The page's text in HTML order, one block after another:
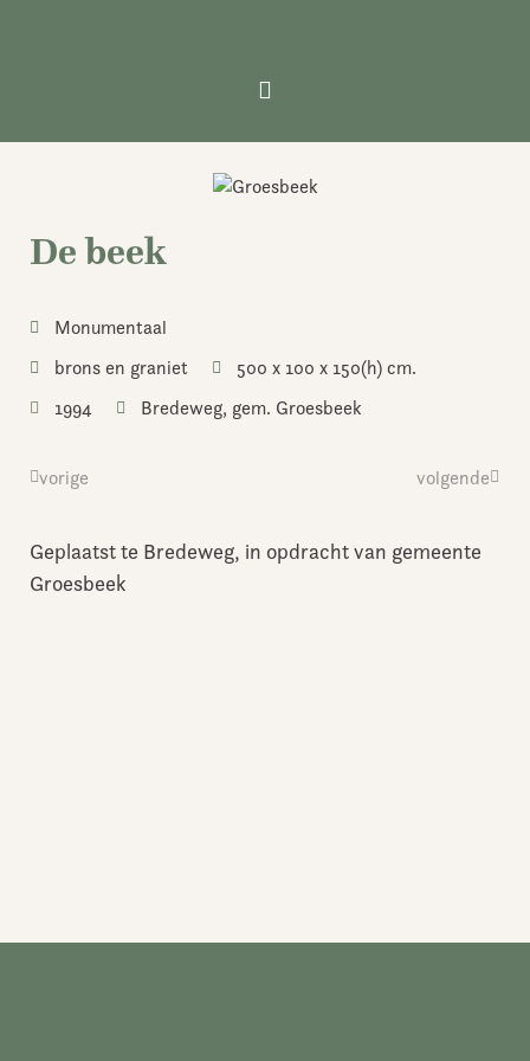
De beek
Monumentaal
brons en graniet
500 x 100 x 150(h) cm.
1994
Bredeweg, gem. Groesbeek
Vorige
vorige volgende
Geplaatst te Bredeweg, in opdracht van gemeente
Groesbeek